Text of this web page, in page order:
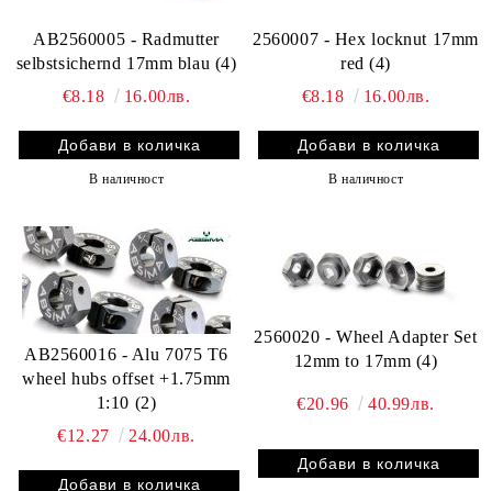
AB2560005 - Radmutter
selbstsichernd 17mm blau (4)
€8.18
16.00лв.
В наличност
2560007 - Hex locknut 17mm
red (4)
€8.18
16.00лв.
В наличност
AB2560016 - Alu 7075 T6
wheel hubs offset +1.75mm
1:10 (2)
€12.27
24.00лв.
2560020 - Wheel Adapter Set
12mm to 17mm (4)
€20.96 40.99лв.